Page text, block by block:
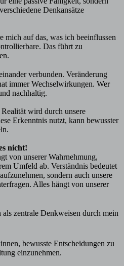
Denkansätze
mich auf das, was ich beeinflussen
Das führt zu
verbunden. Veränderung
immer Wechselwirkungen. Wer
nachhaltig.
Realität wird durch unsere
Erkenntnis nutzt, kann bewusster
nicht!
von unserer Wahrnehmung,
Umfeld ab. Verständnis bedeutet
sondern auch unsere
Alles hängt von unserer
zentrale Denkweisen durch mein
bewusste Entscheidungen zu
einzunehmen.